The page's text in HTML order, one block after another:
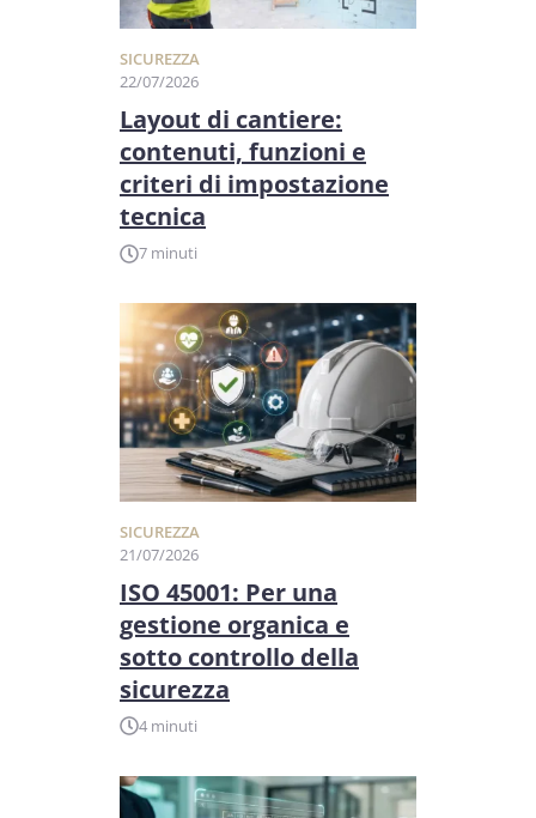
SICUREZZA
22/07/2026
Layout di cantiere:
contenuti, funzioni e
criteri di impostazione
tecnica
7 minuti
SICUREZZA
21/07/2026
ISO 45001: Per una
gestione organica e
sotto controllo della
sicurezza
4 minuti